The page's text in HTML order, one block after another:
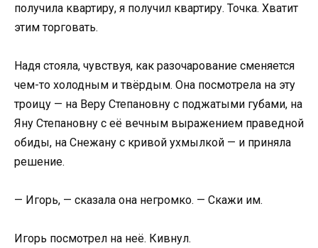
получила квартиру, я получил квартиру. Точка. Хватит
этим торговать.
Надя стояла, чувствуя, как разочарование сменяется
чем-то холодным и твёрдым. Она посмотрела на эту
троицу — на Веру Степановну с поджатыми губами, на
Яну Степановну с её вечным выражением праведной
обиды, на Снежану с кривой ухмылкой — и приняла
решение.
— Игорь, — сказала она негромко. — Скажи им.
Игорь посмотрел на неё. Кивнул.